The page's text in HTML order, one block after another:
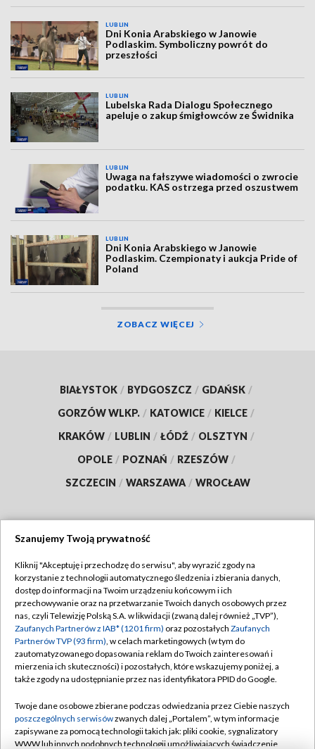
LUBLIN
Dni Konia Arabskiego w Janowie
Podlaskim. Symboliczny powrót do
przeszłości
LUBLIN
Lubelska Rada Dialogu Społecznego
apeluje o zakup śmigłowców ze Świdnika
LUBLIN
Uwaga na fałszywe wiadomości o zwrocie
podatku. KAS ostrzega przed oszustwem
LUBLIN
Dni Konia Arabskiego w Janowie
Podlaskim. Czempionaty i aukcja Pride of
Poland
ZOBACZ WIĘCEJ
BIAŁYSTOK / BYDGOSZCZ / GDAŃSK /
GORZÓW WLKP. / KATOWICE / KIELCE /
KRAKÓW / LUBLIN / ŁÓDŹ / OLSZTYN /
OPOLE / POZNAŃ / RZESZÓW /
SZCZECIN / WARSZAWA / WROCŁAW
TVP
Abonament TVP
Emisja w TVP
Centrum informacji TVP
Naziemna Telewizja Cyfrowa
Rada Programowa
System NOS
Regulamin TVP
Polityka prywatności
Moje zgody
Pomoc
Kontakt
Szanujemy Twoją prywatność
Kliknij "Akceptuję i przechodzę do serwisu", aby wyrazić zgody na
korzystanie z technologii automatycznego śledzenia i zbierania danych,
dostęp do informacji na Twoim urządzeniu końcowym i ich
przechowywanie oraz na przetwarzanie Twoich danych osobowych przez
nas, czyli Telewizję Polską S.A. w likwidacji (zwaną dalej również „TVP”),
Zaufanych Partnerów z IAB* (1201 firm) oraz pozostałych Zaufanych
Partnerów TVP (93 firm), w celach marketingowych (w tym do
zautomatyzowanego dopasowania reklam do Twoich zainteresowań i
mierzenia ich skuteczności) i pozostałych, które wskazujemy poniżej, a
także zgody na udostępnianie przez nas identyfikatora PPID do Google.
Twoje dane osobowe zbierane podczas odwiedzania przez Ciebie naszych
poszczególnych serwisówzwanych dalej „Portalem”, w tym informacje
zapisywane za pomocą technologii takich jak: pliki cookie, sygnalizatory
WWW lub innych podobnych technologii umożliwiających świadczenie